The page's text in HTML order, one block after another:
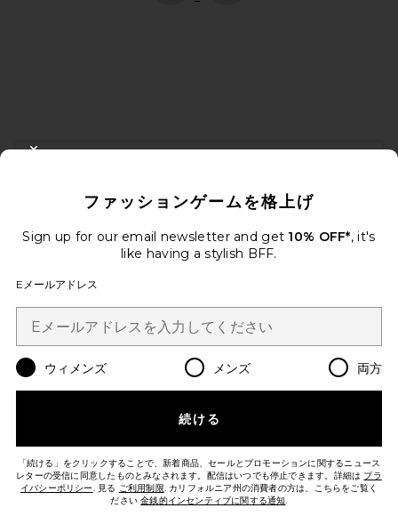
FOOTER
メールを送信することにより、当社のニュースレターに登録。いつで
Email Address
Change Country Regions
ja USD
本日のお買い物に関する簡単なアンケートを実施しておりますLet's Go!
カスタマーサービス
ファッションゲームを格上げ
Sign up for our email newsletter and get 10% OFF*, it's
like having a stylish BFF.
Eメールアドレス
ウィメンズ メンズ 両方
続ける
「続ける」をクリックすることで、新着商品、セールとプロモーションに関するニュース
レターの受信に同意したものとみなされます。配信はいつでも停止できます。詳細は プラ
イバシーポリシー. 見る ご利用制限. カリフォルニア州の消費者の方は、こちらをご覧く
ださい金銭的インセンティブに関する通知.